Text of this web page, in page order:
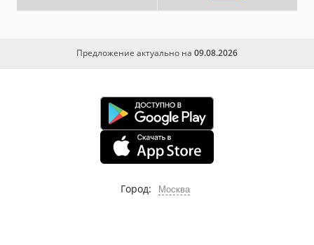
Предложение актуально на 09.08.2026
Город: Москва